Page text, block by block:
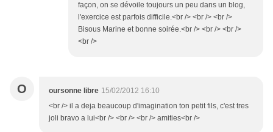
façon, on se dévoile toujours un peu dans un blog,
l'exercice est parfois difficile.<br /> <br /> <br />
Bisous Marine et bonne soirée.<br /> <br /> <br />
<br />
O oursonne libre 15/02/2012 16:10
<br /> il a deja beaucoup d'imagination ton petit fils, c'est tres
joli bravo a lui<br /> <br /> <br /> amities<br />